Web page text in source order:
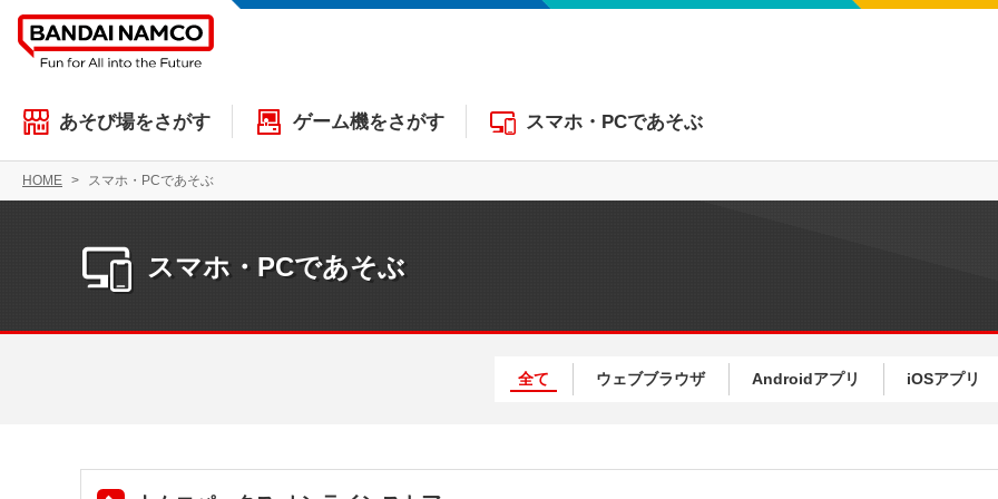
あそび場をさがす ゲーム機をさがす スマホ・PCであそぶ
HOME スマホ・PCであそぶ
スマホ・PCであそぶ
全て ウェブブラウザ Androidアプリ iOSアプリ